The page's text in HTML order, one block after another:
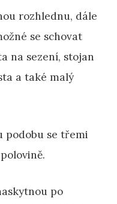
rozhlednu, dále
se schovat
na sezení, stojan
a také malý
podobu se třemi
po